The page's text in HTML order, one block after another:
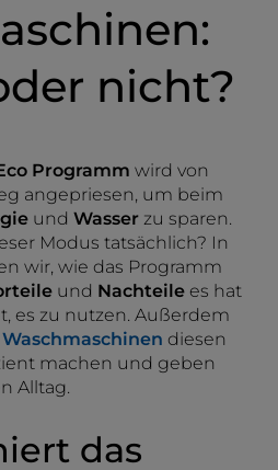
nicht?
Programm wird von
angepriesen, um beim
und Wasser zu sparen.
Modus tatsächlich? In
wir, wie das Programm
und Nachteile es hat
es zu nutzen. Außerdem
diesen
machen und geben
Alltag.
das